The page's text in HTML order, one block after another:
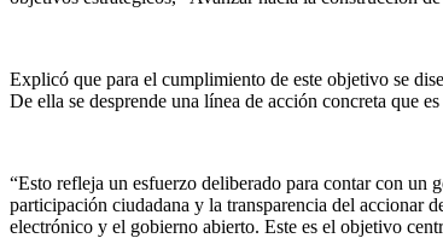
Explicó que para el cumplimiento de este objetivo se
De ella se desprende una línea de acción concreta que
“Esto refleja un esfuerzo deliberado para contar con un
participación ciudadana y la transparencia del accionar
electrónico y el gobierno abierto. Este es el objetivo